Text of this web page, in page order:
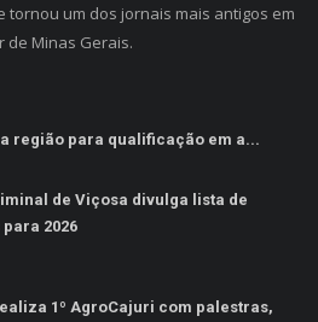
tornou um dos jornais mais antigos em
de Minas Gerais.
região para qualificação em a...
de Viçosa divulga lista de
2026
1º AgroCajuri com palestras,